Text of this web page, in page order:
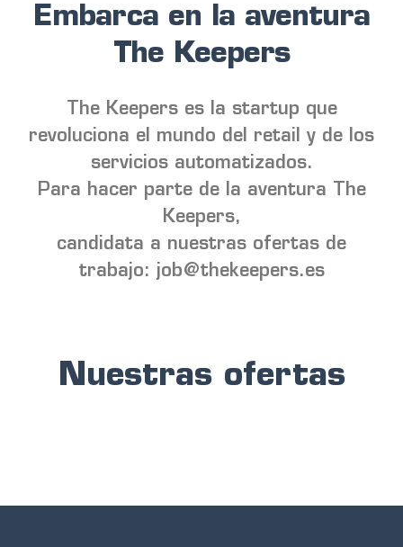
Embarca en la aventura
The Keepers
The Keepers es la startup que
revoluciona el mundo del retail y de los
servicios automatizados.
Para hacer parte de la aventura The
Keepers,
candidata a nuestras ofertas de
trabajo: job@thekeepers.es
Nuestras ofertas